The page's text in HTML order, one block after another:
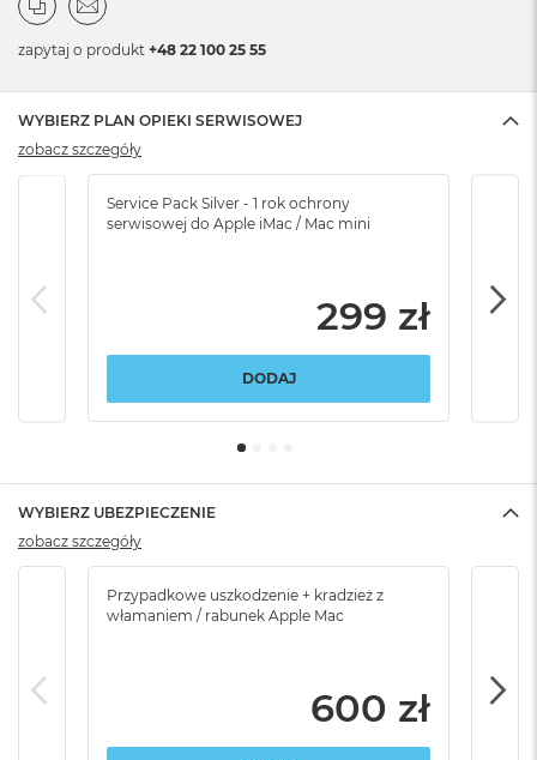
zapytaj o produkt +48 22 100 25 55
WYBIERZ PLAN OPIEKI SERWISOWEJ
Service Pack Silver - 1 rok ochrony
serwisowej do Apple iMac / Mac mini
299 zł
DODAJ
zobacz szczegóły
WYBIERZ UBEZPIECZENIE
Przypadkowe uszkodzenie + kradzież z
włamaniem / rabunek Apple Mac
600 zł
zobacz szczegóły